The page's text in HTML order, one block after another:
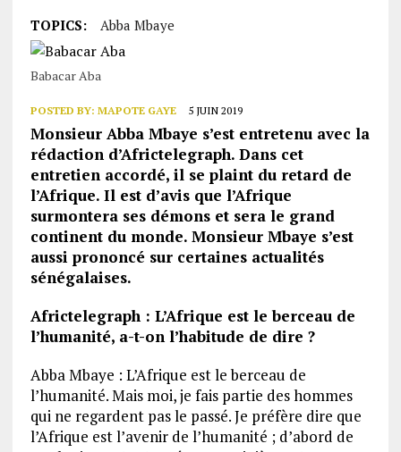
TOPICS: Abba Mbaye
Babacar Aba
POSTED BY: MAPOTE GAYE 5 JUIN 2019
Monsieur Abba Mbaye s’est entretenu avec la
rédaction d’Africtelegraph. Dans cet
entretien accordé, il se plaint du retard de
l’Afrique. Il est d’avis que l’Afrique
surmontera ses démons et sera le grand
continent du monde. Monsieur Mbaye s’est
aussi prononcé sur certaines actualités
sénégalaises.
Africtelegraph : L’Afrique est le berceau de
l’humanité, a-t-on l’habitude de dire ?
Abba Mbaye : L’Afrique est le berceau de
l’humanité. Mais moi, je fais partie des hommes
qui ne regardent pas le passé. Je préfère dire que
l’Afrique est l’avenir de l’humanité ; d’abord de